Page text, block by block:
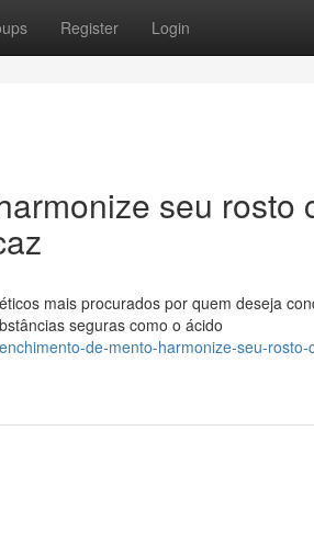
Register Login
seu rosto
mais procurados por quem deseja
seguras como o ácido
de-mento-harmonize-seu-